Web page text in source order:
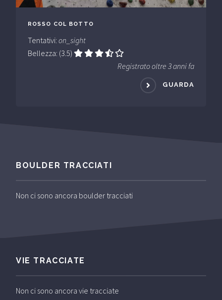
ROSSO COL BOTTO
Tentativi: on_sight
Bellezza: (3.5)
Registrato oltre 3 anni fa
GUARDA
BOULDER TRACCIATI
Non ci sono ancora boulder tracciati
VIE TRACCIATE
Non ci sono ancora vie tracciate